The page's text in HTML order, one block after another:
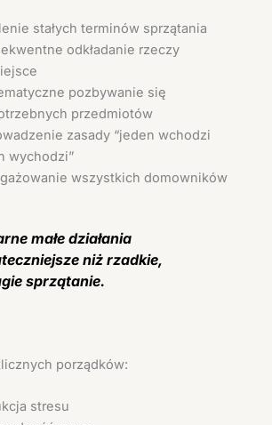
stałych terminów sprzątania
odkładanie rzeczy
pozbywanie się
przedmiotów
zasady “jeden wchodzi
wychodzi”
wszystkich domowników
małe działania
niż rzadkie,
sprzątanie.
porządków:
stresu